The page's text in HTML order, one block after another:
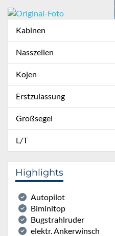
Kabinen
Nasszellen
Kojen
Erstzulassung
Großsegel
L/T
Highlights
Autopilot
Biminitop
Bugstrahlruder
elektr. Ankerwinsch